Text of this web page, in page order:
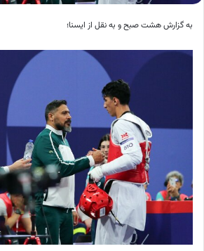
به گزارش هشت صبح و به نقل از ایسنا؛